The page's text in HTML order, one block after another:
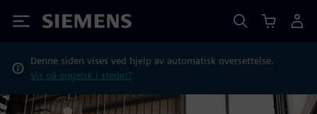
Siemens
Denne siden vises ved hjelp av automatisk oversettelse.
Vis på engelsk i stedet?